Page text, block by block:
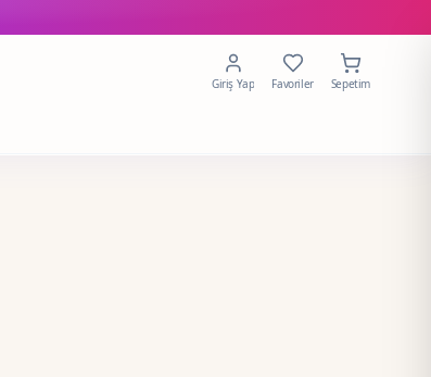
Giriş Yap Favoriler Sepetim